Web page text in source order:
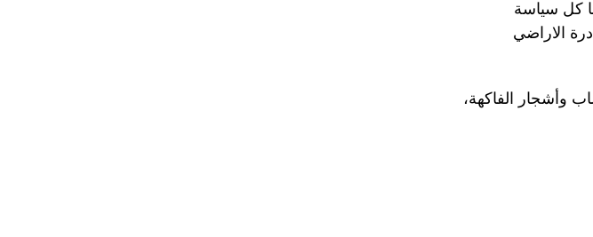
كل سياسة
الاراضي
وأشجار الفاكهة،